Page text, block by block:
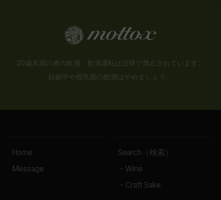
20歳未満の者の飲酒、飲酒運転は法律で禁止されています。
妊娠中や授乳期の飲酒はやめましょう。
Home
Message
Search（検索）
- Wine
- Craft Sake